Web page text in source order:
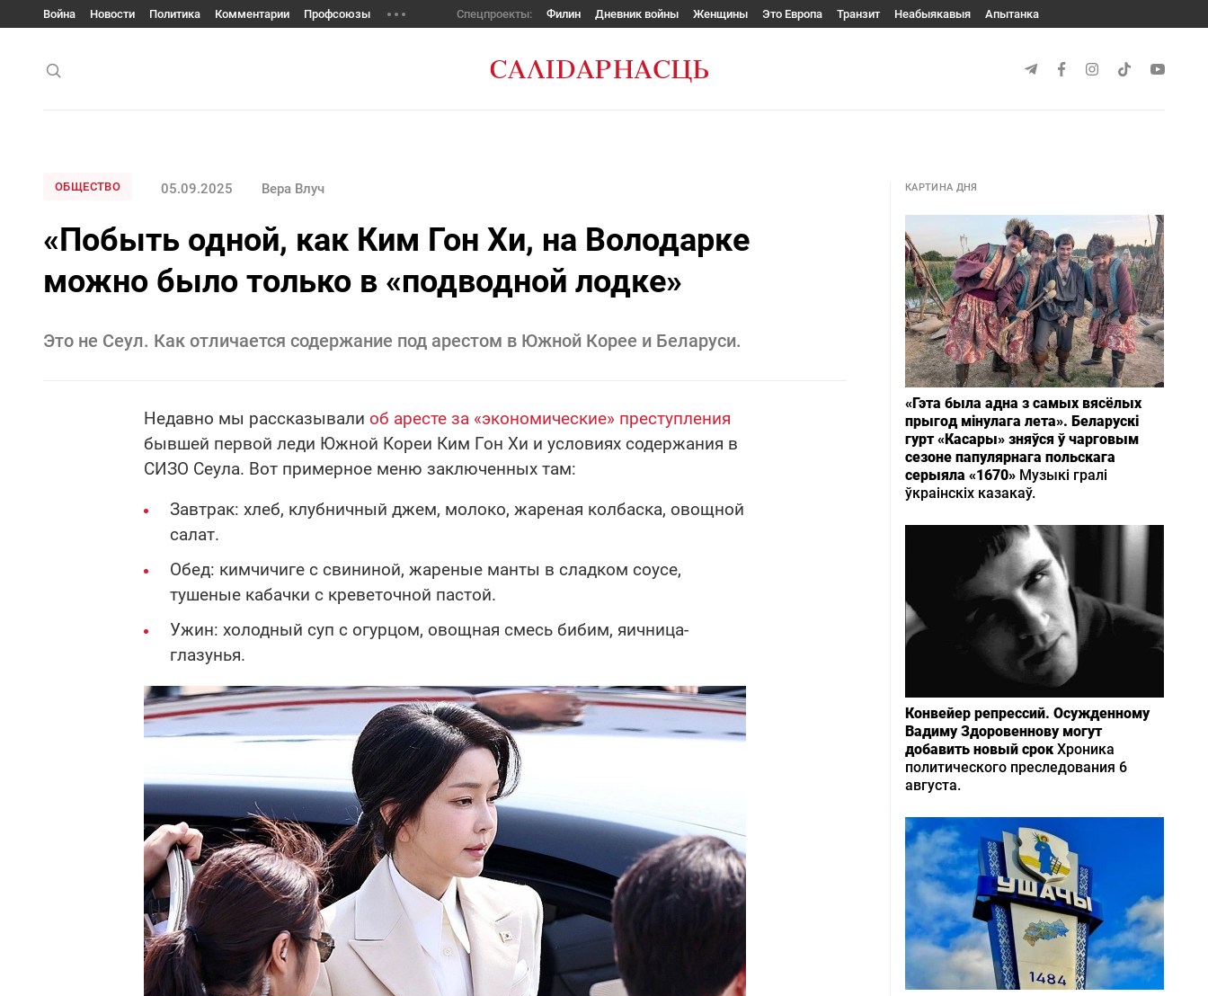
Война Новости Политика Комментарии Профсоюзы Спецпроекты: Филин Дневник войны Женщины Это Европа Транзит Неабыякавыя Апытанка
ОБЩЕСТВО 05.09.2025 Вера Влуч
«Побыть одной, как Ким Гон Хи, на Володарке
можно было только в «подводной лодке»
Это не Сеул. Как отличается содержание под арестом в Южной Корее и Беларуси.
Недавно мы рассказывали об аресте за «экономические» преступления
бывшей первой леди Южной Кореи Ким Гон Хи и условиях содержания в
СИЗО Сеула. Вот примерное меню заключенных там:
Завтрак: хлеб, клубничный джем, молоко, жареная колбаска, овощной
салат.
Обед: кимчичиге с свининой, жареные манты в сладком соусе,
тушеные кабачки с креветочной пастой.
Ужин: холодный суп с огурцом, овощная смесь бибим, яичница-
глазунья.
КАРТИНА ДНЯ
«Гэта была адна з самых вясёлых
прыгод мінулага лета». Беларускі
гурт «Касары» зняўся ў чарговым
сезоне папулярнага польскага
серыяла «1670» Музыкі гралі
ўкраінскіх казакаў.
Конвейер репрессий. Осужденному
Вадиму Здоровеннову могут
добавить новый срок Хроника
политического преследования 6
августа.